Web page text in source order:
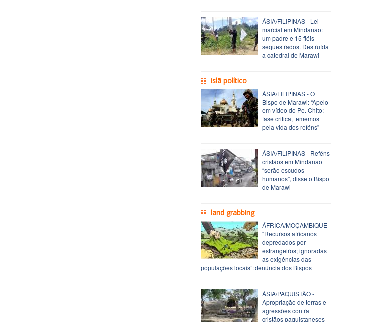
ÁSIA/FILIPINAS - Lei
marcial em Mindanao:
um padre e 15 fiéis
sequestrados. Destruída
a catedral de Marawi
islã político
ÁSIA/FILIPINAS - O
Bispo de Marawi: “Apelo
em vídeo do Pe. Chito:
fase critica, tememos
pela vida dos reféns”
ÁSIA/FILIPINAS - Reféns
cristãos em Mindanao
“serão escudos
humanos”, disse o Bispo
de Marawi
land grabbing
ÁFRICA/MOÇAMBIQUE -
“Recursos africanos
depredados por
estrangeiros; ignoradas
as exigências das
populações locais”: denúncia dos Bispos
ÁSIA/PAQUISTÃO -
Apropriação de terras e
agressões contra
cristãos paquistaneses